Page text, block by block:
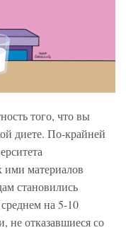
того, что вы
диете. По-крайней
ими материалов
становились
на 5-10
не отказавшиеся со